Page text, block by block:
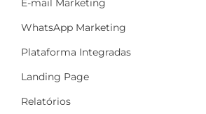
E-mail Marketing
WhatsApp Marketing
Plataforma Integradas
Landing Page
Relatórios